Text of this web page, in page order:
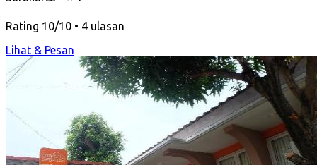
Rating 10/10 • 4 ulasan
Lihat & Pesan